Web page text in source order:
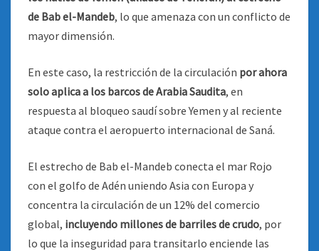
de Bab el-Mandeb, lo que amenaza con un conflicto de
mayor dimensión.
En este caso, la restricción de la circulación por ahora
solo aplica a los barcos de Arabia Saudita, en
respuesta al bloqueo saudí sobre Yemen y al reciente
ataque contra el aeropuerto internacional de Saná.
El estrecho de Bab el-Mandeb conecta el mar Rojo
con el golfo de Adén uniendo Asia con Europa y
concentra la circulación de un 12% del comercio
global, incluyendo millones de barriles de crudo, por
lo que la inseguridad para transitarlo enciende las